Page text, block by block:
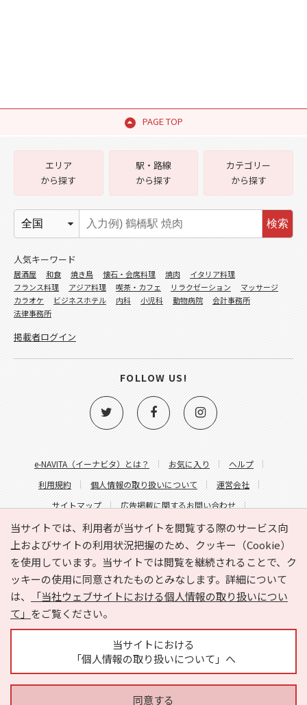
PAGE TOP
当サイトでは、利用者が当サイトを閲覧する際のサービス向
上およびサイトの利用状況把握のため、クッキー（Cookie）
を使用しています。当サイトでは閲覧を継続されることで、ク
ッキーの使用に同意されたものとみなします。詳細について
は、
「当社ウェブサイトにおける個人情報の取り扱いについ
て」 をご覧ください。
当サイトにおける
「個人情報の取り扱いについて」へ
同意する
e-NAVITA（イーナビタ）とは？ お気に入り
ヘルプ
利用規約
個人情報の取り扱いについて
運営会社
サイトマップ
広告掲載に関するお問い合わせ
サイトの内容に関するお問い合わせ
エリア
から探す
駅・路線
から探す
カテゴリー
から探す
検索
人気キーワード
居酒屋 和食 焼き鳥 懐石・会席料理 焼肉
イタリア料理
フランス料理
アジア料理 喫茶・カフェ リラクゼーション
マッサージ
カラオケ
ビジネスホテル 内科 小児科 動物病院
会計事務所
法律事務所
掲載者ログイン
FOLLOW US!
Copyright © HYOJITO.Co.,Ltd. All Rights Reserved.